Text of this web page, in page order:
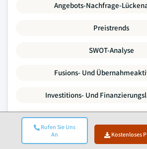
Rufen Sie Uns
An
Kostenloses
Angebots-Nachfrage-
Preistrends
SWOT-Analyse
Fusions- Und
Investitions- Und
Unternehmensprofile
Jeder Datenpunkt in diesem Bericht wird